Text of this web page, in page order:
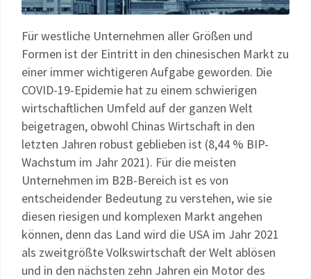
Für westliche Unternehmen aller Größen und
Formen ist der Eintritt in den chinesischen Markt zu
einer immer wichtigeren Aufgabe geworden. Die
COVID-19-Epidemie hat zu einem schwierigen
wirtschaftlichen Umfeld auf der ganzen Welt
beigetragen, obwohl Chinas Wirtschaft in den
letzten Jahren robust geblieben ist (8,44 % BIP-
Wachstum im Jahr 2021). Für die meisten
Unternehmen im B2B-Bereich ist es von
entscheidender Bedeutung zu verstehen, wie sie
diesen riesigen und komplexen Markt angehen
können, denn das Land wird die USA im Jahr 2021
als zweitgrößte Volkswirtschaft der Welt ablösen
und in den nächsten zehn Jahren ein Motor des